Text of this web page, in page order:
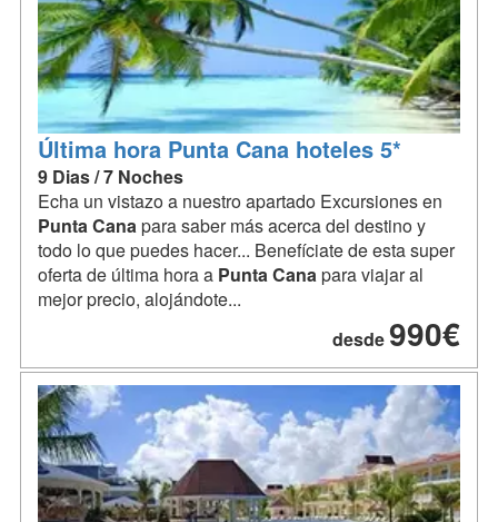
Última hora Punta Cana hoteles 5*
9 Dias / 7 Noches
Echa un vistazo a nuestro apartado Excursiones en
PuntaCanapara saber más acerca del destino y
todo lo que puedes hacer... Benefíciate de esta super
oferta de última hora a PuntaCanapara viajar al
mejor precio, alojándote...
desde990€